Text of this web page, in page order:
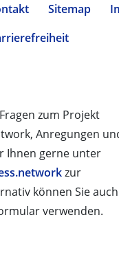
Sitemap
zum Projekt
Anregungen
Ihnen gerne unter
zur
können Sie auch
verwenden.